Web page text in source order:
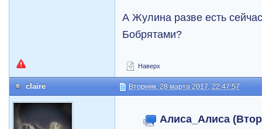
А Жулина разве есть
Бобрятами?
Наверх
claire Вторник, 28 марта 2017, 22:47:57
Алиса_Алиса